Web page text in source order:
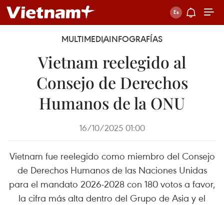
MULTIMEDIAINFOGRAFÍAS
Vietnam reelegido al
Consejo de Derechos
Humanos de la ONU
16/10/2025 01:00
Vietnam fue reelegido como miembro del Consejo
de Derechos Humanos de las Naciones Unidas
para el mandato 2026-2028 con 180 votos a favor,
la cifra más alta dentro del Grupo de Asia y el